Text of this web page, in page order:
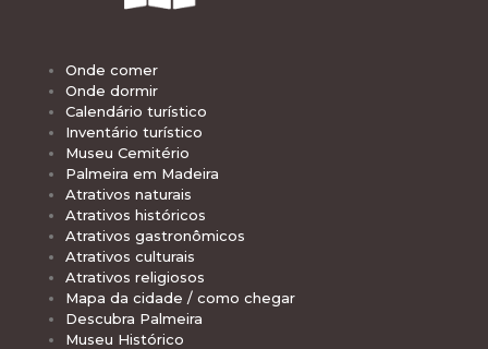
Onde comer
Onde dormir
Calendário turístico
Inventário turístico
Museu Cemitério
Palmeira em Madeira
Atrativos naturais
Atrativos históricos
Atrativos gastronômicos
Atrativos culturais
Atrativos religiosos
Mapa da cidade / como chegar
Descubra Palmeira
Museu Histórico